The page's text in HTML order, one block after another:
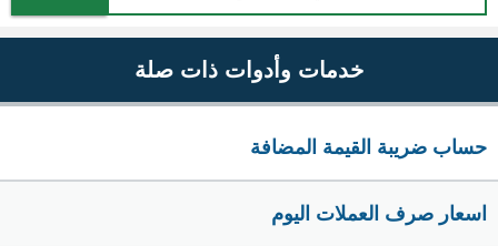
خدمات وأدوات ذات صلة
حساب ضريبة القيمة المضافة
اسعار صرف العملات اليوم